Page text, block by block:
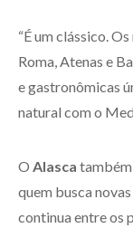
“É um clássico.
Roma, Atenas e
e gastronômicas
natural com o
O Alasca também
quem busca
continua entre os